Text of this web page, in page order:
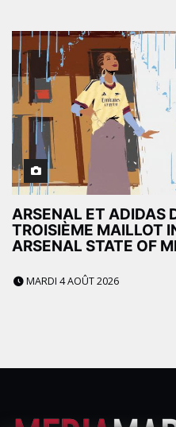
ARSENAL ET ADIDAS
TROISIÈME MAILLOT
ARSENAL STATE OF
MARDI 4 AOÛT 2026